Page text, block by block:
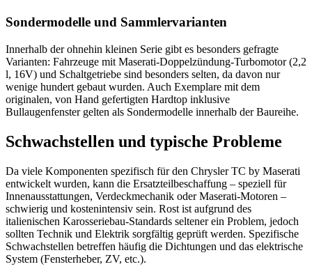
Sondermodelle und Sammlervarianten
Innerhalb der ohnehin kleinen Serie gibt es besonders gefragte
Varianten: Fahrzeuge mit Maserati-Doppelzündung-Turbomotor (2,2
l, 16V) und Schaltgetriebe sind besonders selten, da davon nur
wenige hundert gebaut wurden. Auch Exemplare mit dem
originalen, von Hand gefertigten Hardtop inklusive
Bullaugenfenster gelten als Sondermodelle innerhalb der Baureihe.
Schwachstellen und typische Probleme
Da viele Komponenten spezifisch für den Chrysler TC by Maserati
entwickelt wurden, kann die Ersatzteilbeschaffung – speziell für
Innenausstattungen, Verdeckmechanik oder Maserati-Motoren –
schwierig und kostenintensiv sein. Rost ist aufgrund des
italienischen Karosseriebau-Standards seltener ein Problem, jedoch
sollten Technik und Elektrik sorgfältig geprüft werden. Spezifische
Schwachstellen betreffen häufig die Dichtungen und das elektrische
System (Fensterheber, ZV, etc.).